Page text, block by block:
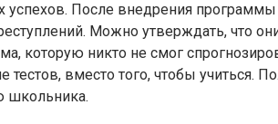
успехов. После внедрения
Можно утверждать, что
которую никто не смог
тестов, вместо того, чтобы учиться.
школьника.